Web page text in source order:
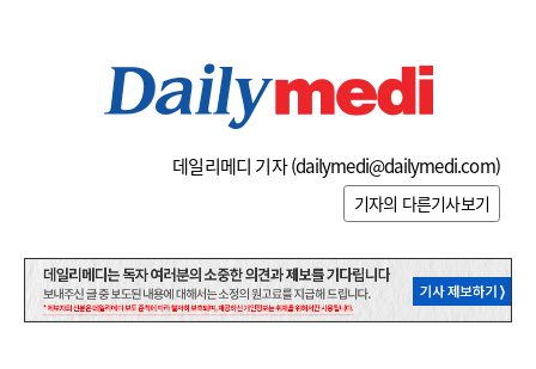
데일리메디 기자 (dailymedi@dailymedi.com)
기자의 다른기사보기